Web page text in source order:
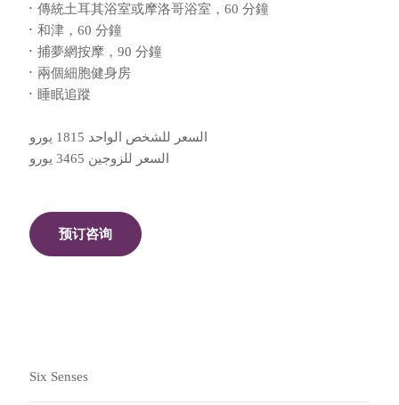
傳統土耳其浴室或摩洛哥浴室，60 分鐘
和津，60 分鐘
捕夢網按摩，90 分鐘
兩個細胞健身房
睡眠追蹤
السعر للشخص الواحد 1815 يورو
السعر للزوجين 3465 يورو
预订咨询
Six Senses